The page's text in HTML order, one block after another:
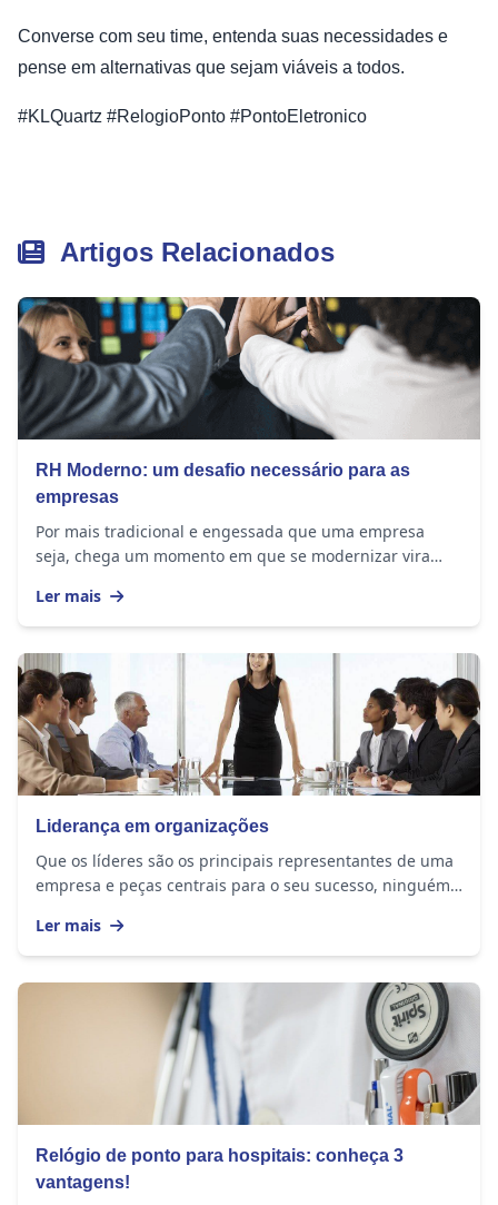
Converse com seu time, entenda suas necessidades e
pense em alternativas que sejam viáveis a todos.
#KLQuartz #RelogioPonto #PontoEletronico
Artigos Relacionados
RH Moderno: um desafio necessário para as
empresas
Por mais tradicional e engessada que uma empresa
seja, chega um momento em que se modernizar vira
Ler mais
Liderança em organizações
Que os líderes são os principais representantes de uma
empresa e peças centrais para o seu sucesso, ninguém
Ler mais
Relógio de ponto para hospitais: conheça 3
vantagens!